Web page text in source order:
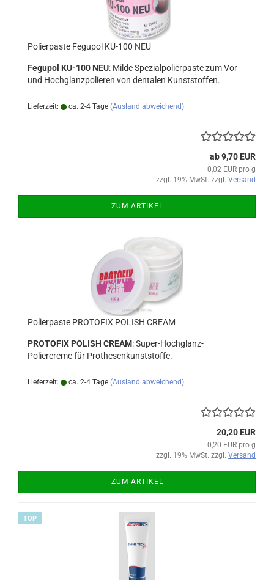
Polierpaste Fegupol KU-100 NEU
Fegupol KU-100 NEU: Milde Spezialpolierpaste zum Vor-
und Hochglanzpolieren von dentalen Kunststoffen.
Lieferzeit: ca. 2-4 Tage (Ausland abweichend)
ab 9,70 EUR
0,02 EUR pro g
zzgl. 19% MwSt. zzgl. Versand
ZUM ARTIKEL
Polierpaste PROTOFIX POLISH CREAM
PROTOFIX POLISH CREAM: Super-Hochglanz-
Poliercreme für Prothesenkunststoffe.
Lieferzeit: ca. 2-4 Tage (Ausland abweichend)
20,20 EUR
0,20 EUR pro g
zzgl. 19% MwSt. zzgl. Versand
ZUM ARTIKEL
TOP